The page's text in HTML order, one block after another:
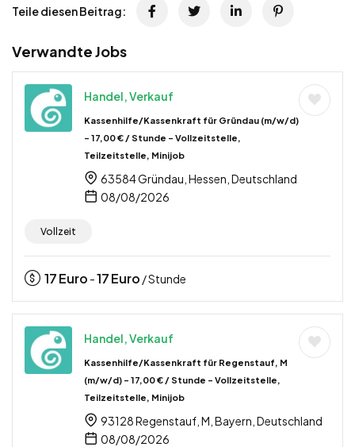
Teile diesen Beitrag:
Verwandte Jobs
Handel, Verkauf
Kassenhilfe/Kassenkraft für Gründau (m/w/d)
– 17,00 € / Stunde – Vollzeitstelle,
Teilzeitstelle, Minijob
63584 Gründau, Hessen, Deutschland
08/08/2026
Vollzeit
17Euro -17Euro / Stunde
Handel, Verkauf
Kassenhilfe/Kassenkraft für Regenstauf, M
(m/w/d) – 17,00 € / Stunde – Vollzeitstelle,
Teilzeitstelle, Minijob
93128 Regenstauf, M, Bayern, Deutschland
08/08/2026